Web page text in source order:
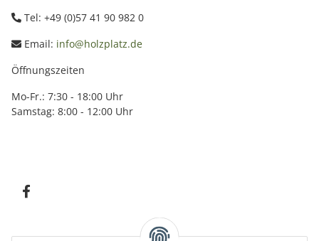
Tel: +49 (0)57 41 90 982 0
Email: info@holzplatz.de
Öffnungszeiten
Mo-Fr.: 7:30 - 18:00 Uhr
Samstag: 8:00 - 12:00 Uhr